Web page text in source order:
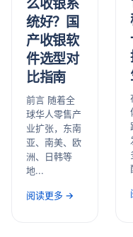
么收银系
统好？国
产收银软
件选型对
比指南
前言 随着全
球华人零售产
业扩张，东南
亚、南美、欧
洲、日韩等
地...
阅读更多 →